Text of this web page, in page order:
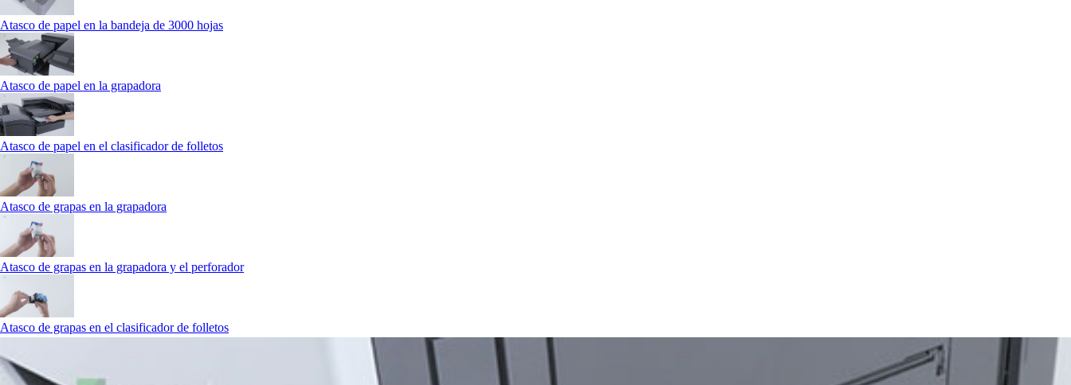
Atasco de papel en la bandeja de 3000 hojas
Atasco de papel en la grapadora
Atasco de papel en el clasificador de folletos
Atasco de grapas en la grapadora
Atasco de grapas en la grapadora y el perforador
Atasco de grapas en el clasificador de folletos